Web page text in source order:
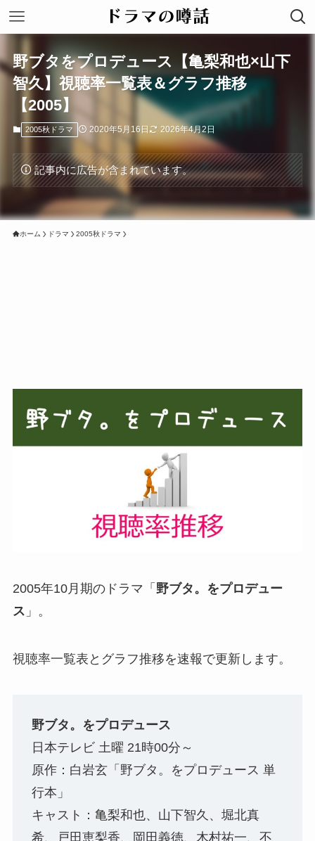
野ブタをプロデュース【亀梨和也×山下
智久】視聴率一覧表＆グラフ推移
【2005】
2005秋ドラマ 2020年5月16日 2026年4月2日
記事内に広告が含まれています。
ホーム ドラマ 2005秋ドラマ
2005年10月期のドラマ「 野ブタ。をプロデュー
ス 」。
視聴率一覧表とグラフ推移を速報で更新します。
野ブタ。をプロデュース
日本テレビ 土曜 21時00分～
原作：白岩玄「野ブタ。をプロデュース 単
行本」
キャスト：亀梨和也、山下智久、堀北真
希、戸田恵梨香、岡田義徳、木村祐一、不